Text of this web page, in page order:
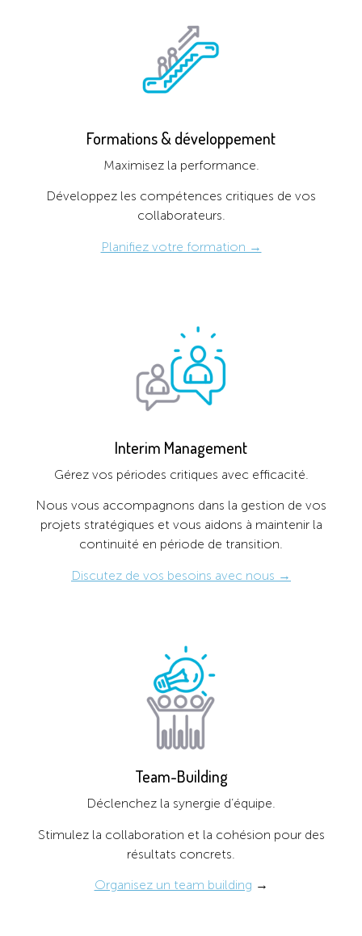
Formations & développement
Maximisez la performance.
Développez les compétences critiques de vos
collaborateurs.
Planifiez votre formation →
Interim Management
Gérez vos périodes critiques avec efficacité.
Nous vous accompagnons dans la gestion de vos
projets stratégiques et vous aidons à maintenir la
continuité en période de transition.
Discutez de vos besoins avec nous →
Team-Building
Déclenchez la synergie d’équipe.
Stimulez la collaboration et la cohésion pour des
résultats concrets.
Organisez un team building →